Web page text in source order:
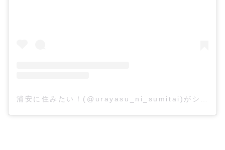
浦安に住みたい！(@urayasu_ni_sumitai)がシェアした投稿